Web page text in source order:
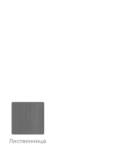
Лиственница